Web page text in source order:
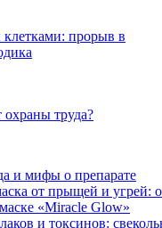
прорыв в
охраны труда?
и мифы о препарате
от прыщей и угрей:
«Miracle Glow»
и токсинов: